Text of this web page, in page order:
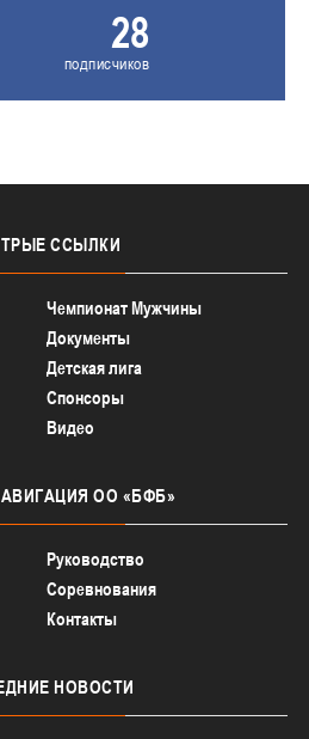
28
подписчиков
ССЫЛКИ
Чемпионат Мужчины
Документы
Детская лига
Спонсоры
Видео
ОО «БФБ»
Руководство
Соревнования
Контакты
НОВОСТИ